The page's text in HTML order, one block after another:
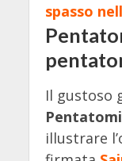
spasso
Il gustoso
illustrare